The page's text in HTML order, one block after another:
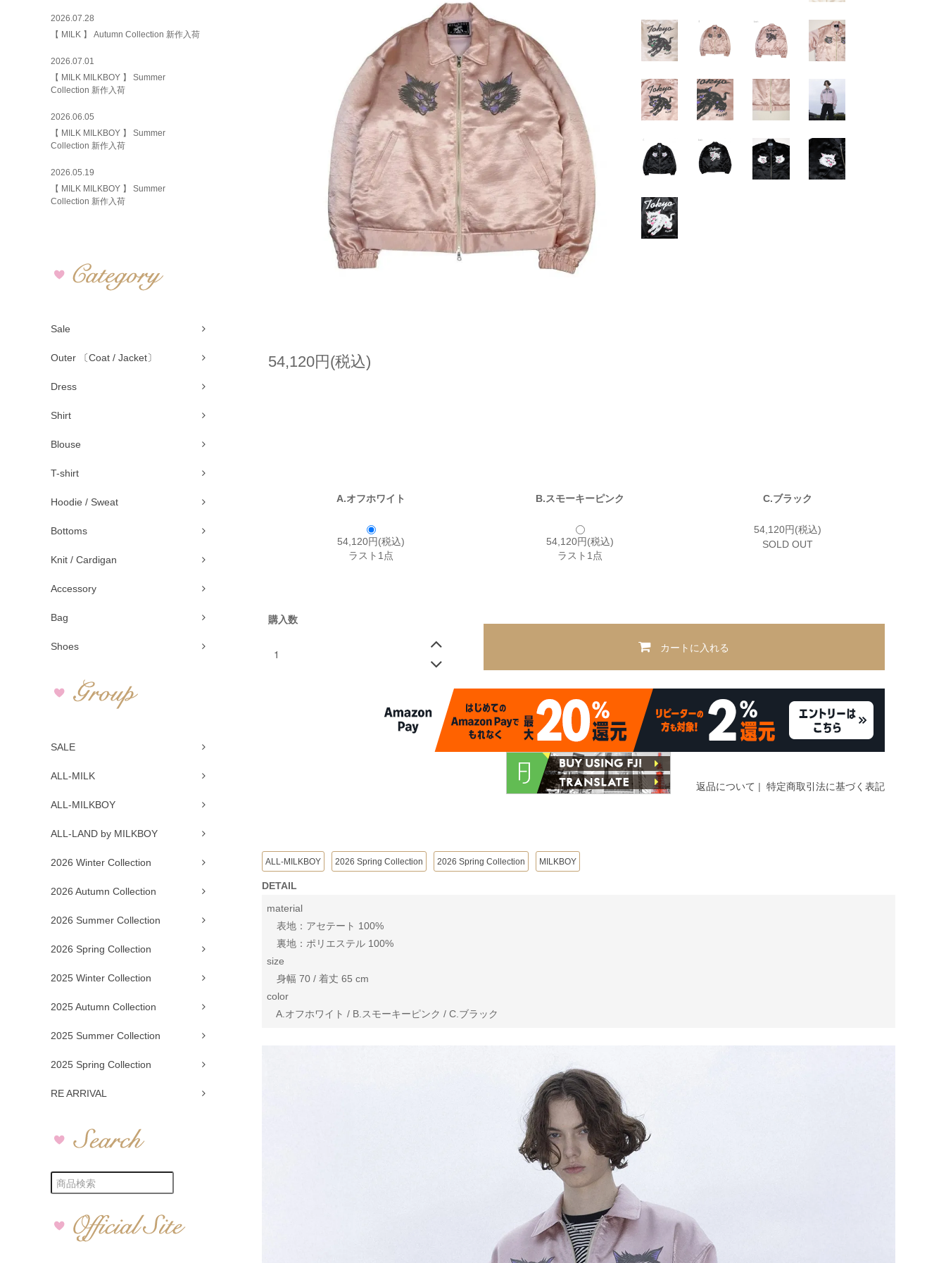
2026.07.28
【 MILK 】 Autumn Collection 新作入荷
2026.07.01
【 MILK MILKBOY 】 Summer
Collection 新作入荷
2026.06.05
【 MILK MILKBOY 】 Summer
Collection 新作入荷
2026.05.19
【 MILK MILKBOY 】 Summer
Collection 新作入荷
Sale
Outer 〔Coat / Jacket〕
Dress
Shirt
Blouse
T-shirt
Hoodie / Sweat
Bottoms
Knit / Cardigan
Accessory
Bag
Shoes
SALE
ALL-MILK
ALL-MILKBOY
ALL-LAND by MILKBOY
2026 Winter Collection
2026 Autumn Collection
2026 Summer Collection
2026 Spring Collection
2025 Winter Collection
2025 Autumn Collection
2025 Summer Collection
2025 Spring Collection
RE ARRIVAL
54,120円(税込)
A.オフホワイト B.スモーキーピンク C.ブラック
54,120円(税込)
ラスト1点
54,120円(税込)
ラスト1点
54,120円(税込)
SOLD OUT
購入数
カートに入れる
返品について | 特定商取引法に基づく表記
ALL-MILKBOY 2026 Spring Collection 2026 Spring Collection MILKBOY
DETAIL
material
表地：アセテート 100%
裏地：ポリエステル 100%
size
身幅 70 / 着丈 65 cm
color
A.オフホワイト / B.スモーキーピンク / C.ブラック